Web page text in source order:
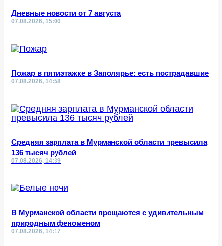
Дневные новости от 7 августа
07.08.2026, 15:00
Пожар в пятиэтажке в Заполярье: есть пострадавшие
07.08.2026, 14:58
Средняя зарплата в Мурманской области превысила
136 тысяч рублей
07.08.2026, 14:39
В Мурманской области прощаются с удивительным
природным феноменом
07.08.2026, 14:17